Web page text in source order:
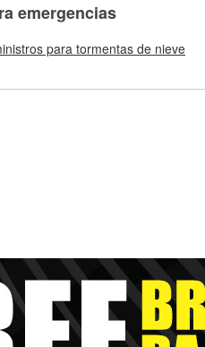
emergencias
para tormentas de nieve